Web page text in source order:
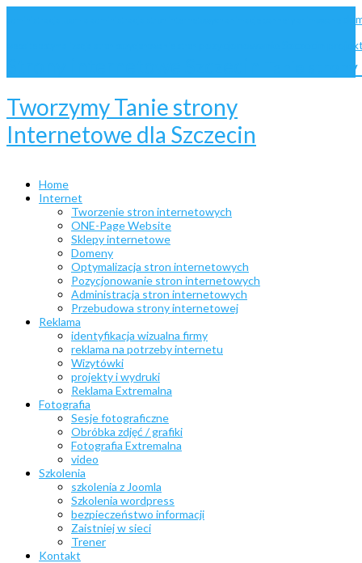
Tanie
Tworzymy Tanie strony
Internetowe dla Szczecin
Home
Internet
Tworzenie stron internetowych
ONE-Page Website
Sklepy internetowe
Domeny
Optymalizacja stron internetowych
Pozycjonowanie stron internetowych
Administracja stron internetowych
Przebudowa strony internetowej
Reklama
identyfikacja wizualna firmy
reklama na potrzeby internetu
Wizytówki
projekty i wydruki
Reklama Extremalna
Fotografia
Sesje fotograficzne
Obróbka zdjęć / grafiki
Fotografia Extremalna
video
Szkolenia
szkolenia z Joomla
Szkolenia wordpress
bezpieczeństwo informacji
Zaistniej w sieci
Trener
Kontakt